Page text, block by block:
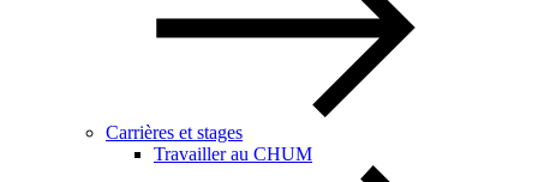
Carrières et stages
Travailler au CHUM